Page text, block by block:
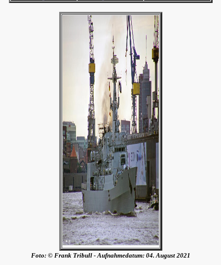
Foto: © Frank Tribull - Aufnahmedatum: 04. August 2021